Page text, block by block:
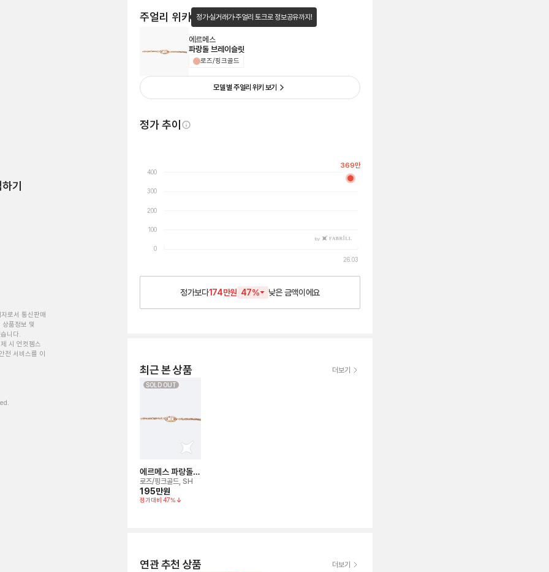
기
로서 통신판매
품정보 및
니다.
시 언컷젬스
전 서비스를 이
주얼리 위키 정가·실거래가·주얼리 토크로 정보공유까지!
에르메스
파랑돌 브레이슬릿
로즈/핑크골드
모델 별 주얼리 위키 보기
정가 추이
0
100
200
300
400
26.03
by
369만
정가보다174만원 47% 낮은금액이에요
최근 본 상품 더보기
SOLD OUT
에르메스 파랑돌
브레이슬릿
로즈/핑크골드, SH
195만원
정가대비 47%
연관 추천 상품 더보기